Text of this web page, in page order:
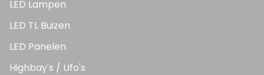
LED Lampen
LED TL Buizen
LED Panelen
Highbay's / Ufo's